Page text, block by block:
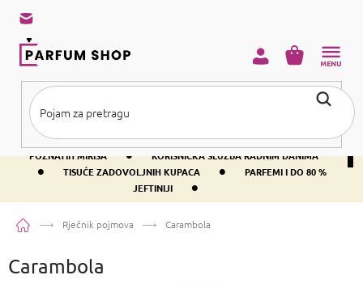
sadržaj
BESPLATNA DOSTAVA IZNAD PRIBLIŽNO 37 € •
400+ SVJETSKI
POZNATIH MIRISA
• KORISNIČKA SLUŽBA RADNIM DANIMA
• TISUĆE ZADOVOLJNIH KUPACA •
PARFEMI I DO 80 %
JEFTINIJI
•
KOŠARICA
PočetnaRječnik pojmova Carambola
Carambola